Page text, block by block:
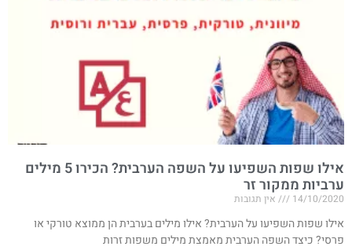
אילו שפות השפיעו על השפה הערבית? הכירו 5 מילים
ערביות ממקור זר
14/10/2020 אין תגובות
אילו שפות השפיעו על הערבית? אילו מילים בערבית הן ממוצא טורקי או
פרסי? כיצד השפה הערבית מאמצת מילים משפות זרות